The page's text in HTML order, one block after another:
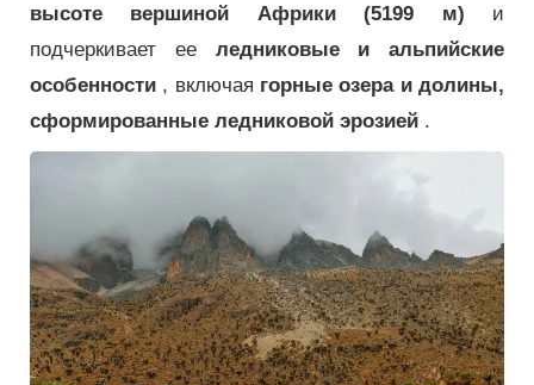
высоте вершиной Африки (5199 м) и
подчеркивает ее ледниковые и альпийские
особенности , включая горные озера и долины,
сформированные ледниковой эрозией .